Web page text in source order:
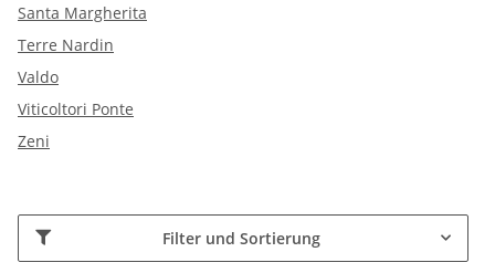
Santa Margherita
Terre Nardin
Valdo
Viticoltori Ponte
Zeni
Filter und Sortierung